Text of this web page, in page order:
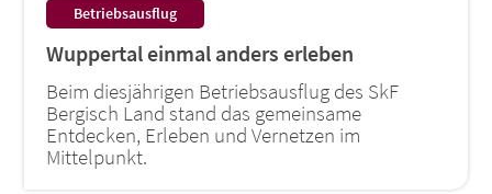
Betriebsausflug:
Wuppertal einmal anders erleben
Beim diesjährigen Betriebsausflug des SkF
Bergisch Land stand das gemeinsame
Entdecken, Erleben und Vernetzen im
Mittelpunkt.